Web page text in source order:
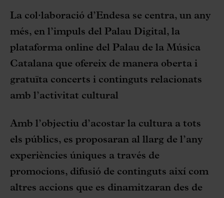
La col·laboració d’Endesa se centra, un any
més, en l’impuls del Palau Digital, la
plataforma online del Palau de la Música
Catalana que ofereix de manera oberta i
gratuïta concerts i continguts relacionats
amb l’activitat cultural
Amb l’objectiu d’acostar la cultura a tots
els públics, es proposaran al llarg de l’any
experiències úniques a través de
promocions, difusió de continguts així com
altres accions que es dinamitzaran des de